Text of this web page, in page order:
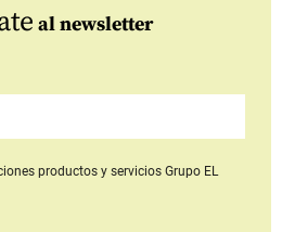
al newsletter
productos y serviciosGrupo EL